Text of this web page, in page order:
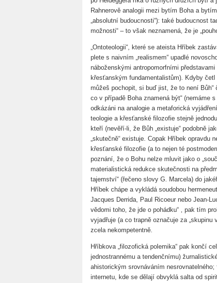
Rahnerově analogii mezi bytím Boha a
„absolutní budoucnosti“): také budoucnost
možnosti“ – to však neznamená, že je
„Ontoteologii“, které se ateista Hříbek
plete s naivním „realismem“ upadlé
náboženskými antropomorfními
křesťanským fundamentalistům). Kdyby
můžeš pochopit, si buď jist, že to není
co v případě Boha znamená být“ (nemáme
odkázáni na analogie a metaforická
teologie a křesťanské filozofie stejně
kteří (nevěří-li, že Bůh „existuje“ podobně
„skutečně“ existuje. Copak Hříbek
křesťanské filozofie (a to nejen té
poznání, že o Bohu nelze mluvit jako o
materialistická redukce skutečnosti na
tajemství“ (řečeno slovy G. Marcela) do
Hříbek chápe a vykládá soudobou
Jacques Derrida, Paul Ricoeur nebo Jean-
vědomi toho, že jde o pohádku“ , pak tím
vyjadřuje (a co trapně označuje za
zcela nekompetentně.
Hříbkova „filozofická polemika“ pak končí
jednostrannému a tendenčnímu)
ahistorickým srovnáváním
internetu, kde se dělají obvyklá salta od